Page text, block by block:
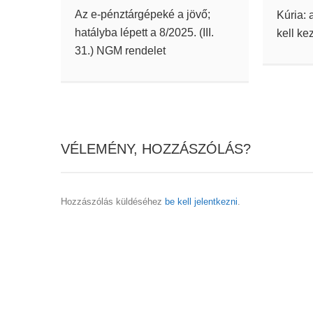
Az e-pénztárgépeké a jövő;
hatályba lépett a 8/2025. (III.
31.) NGM rendelet
Kúria:
kell
VÉLEMÉNY, HOZZÁSZÓLÁS?
Hozzászólás küldéséhez be kell jelentkezni.